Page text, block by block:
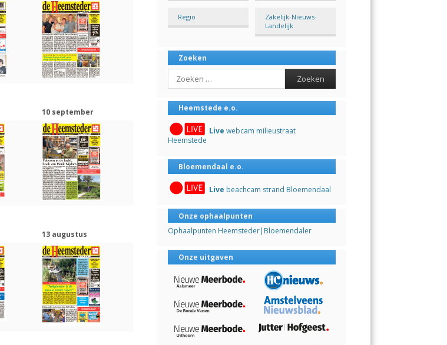
10 september
13 augustus
Regio
Zakelijk-Nieuws-
Landelijk
Zoeken
Search
Heemstede e.o.
Live webcam milieustraat
Heemstede
Bloemendaal e.o.
Live beachcam strand Bloemendaal
Onze ophaalpunten
Ophaalpunten Heemsteder|Bloemendaler
Onze uitgaven